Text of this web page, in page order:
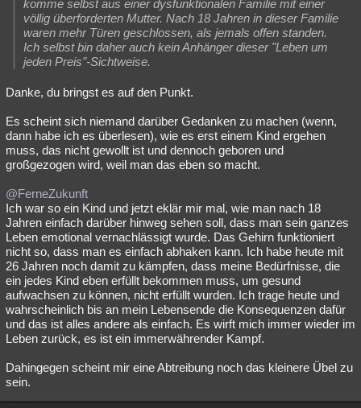
komme selbst aus einer dysfunktionalen Familie mit einer
völlig überforderten Mutter. Nach 18 Jahren in dieser Familie
waren mehr Türen geschlossen, als jemals offen standen.
Ich selbst bin daher auch kein Anhänger dieser "Leben um
jeden Preis"-Sichtweise.
Danke, du bringst es auf den Punkt.
Es scheint sich niemand darüber Gedanken zu machen (wenn,
dann habe ich es überlesen), wie es erst einem Kind ergehen
muss, das nicht gewollt ist und dennoch geboren und
großgezogen wird, weil man das eben so macht.
@FerneZukunft
Ich war so ein Kind und jetzt eklär mir mal, wie man nach 18
Jahren einfach darüber hinweg sehen soll, dass man sein ganzes
Leben emotional vernachlässigt wurde. Das Gehirn funktioniert
nicht so, dass man es einfach abhaken kann. Ich habe heute mit
26 Jahren noch damit zu kämpfen, dass meine Bedürfnisse, die
ein jedes Kind eben erfüllt bekommen muss, um gesund
aufwachsen zu können, nicht erfüllt wurden. Ich trage heute und
wahrscheinlich bis an mein Lebensende die Konsequenzen dafür
und das ist alles andere als einfach. Es wirft mich immer wieder im
Leben zurück, es ist ein immerwährender Kampf.
Dahingegen scheint mir eine Abtreibung noch das kleinere Übel zu
sein.